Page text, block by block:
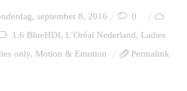
september 8, 2016
0
1.6 BlueHDI, L’Oréal Nederland, Ladies
only, Motion & Emotion Permalink